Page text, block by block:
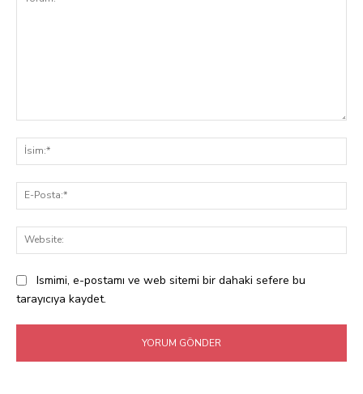
Ismimi, e-postamı ve web sitemi bir dahaki sefere bu
tarayıcıya kaydet.